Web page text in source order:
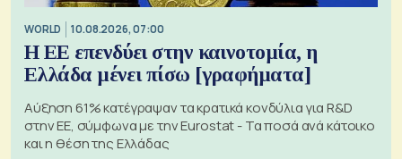
WORLD 10.08.2026, 07:00
Η ΕΕ επενδύει στην καινοτομία, η
Ελλάδα μένει πίσω [γραφήματα]
Αύξηση 61% κατέγραψαν τα κρατικά κονδύλια για R&D
στην ΕΕ, σύμφωνα με την Eurostat - Τα ποσά ανά κάτοικο
και η θέση της Ελλάδας